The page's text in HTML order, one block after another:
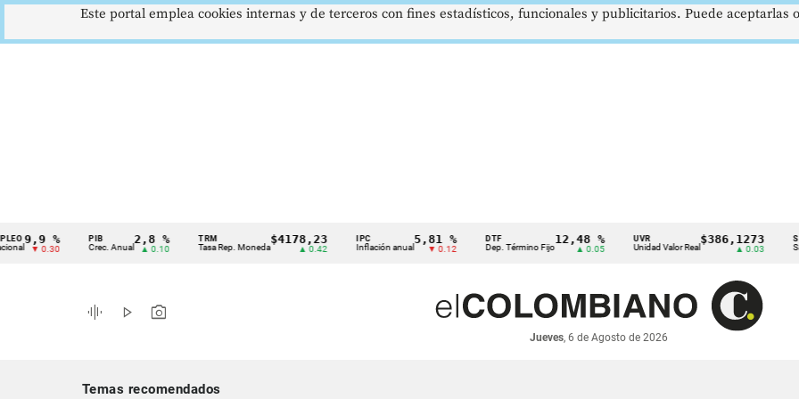
Cintillo
indicadores
económicos
%
0.30
PIB
Crec. Anual
2,8 %
▲ 0.10
TRM
Tasa Rep. Moneda
$4178,23
▲ 0.42
IPC
Inflación anual
5,81 %
▼ 0.12
DTF
Dep. Término Fijo
12,48 %
▲ 0.05
UVR
Unidad Valor Real
$386,1273
▲ 0.03
SMMLV
Salario
graphic_eq play_arrow photo_camera
Jueves, 6 de Agosto de 2026
Temas recomendados
Este portal emplea cookies internas y de terceros con fines estadísticos, funcionales y publicitarios. Puede aceptarlas